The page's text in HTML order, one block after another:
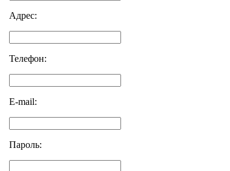
Адрес:
Телефон:
E-mail:
Пароль: